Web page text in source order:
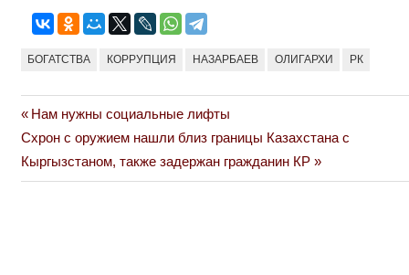
БОГАТСТВА КОРРУПЦИЯ НАЗАРБАЕВ ОЛИГАРХИ РК
Навигация
по
Previous
Post:
Нам нужны социальные лифты
Next
Post:
Схрон с оружием нашли близ границы Казахстана с
Кыргызстаном, также задержан гражданин КР